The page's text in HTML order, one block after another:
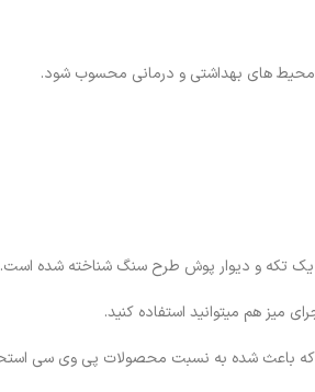
یک تکه و دیوار پوش طرح سنگ شناخته شده است.
میز هم میتوانید استفاده کنید.